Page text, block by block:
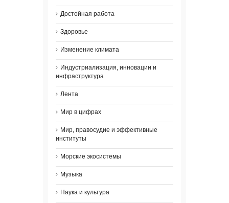
Достойная работа
Здоровье
Изменение климата
Индустриализация, инновации и
инфраструктура
Лента
Мир в цифрах
Мир, правосудие и эффективные
институты
Морские экосистемы
Музыка
Наука и культура